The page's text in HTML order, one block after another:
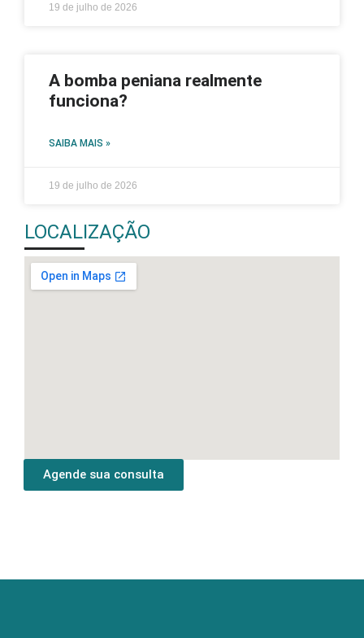
19 de julho de 2026
A bomba peniana realmente
funciona?
SAIBA MAIS »
19 de julho de 2026
LOCALIZAÇÃO
Agende sua consulta